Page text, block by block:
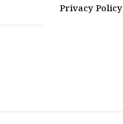
Privacy Policy